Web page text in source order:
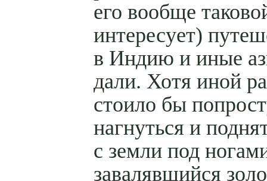
его вообще
интересует)
в Индию и иные
дали. Хотя иной
стоило бы
нагнуться и
с земли под
завалявшийся